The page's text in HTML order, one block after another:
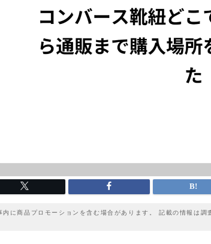
内に商品プロモーションを含む場合があります。 記載の情報は